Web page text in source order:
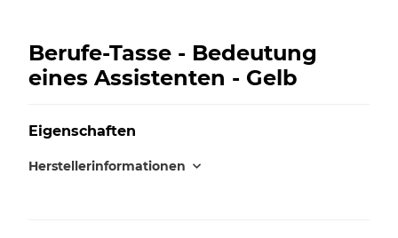
Berufe-Tasse - Bedeutung
eines Assistenten - Gelb
Eigenschaften
Herstellerinformationen